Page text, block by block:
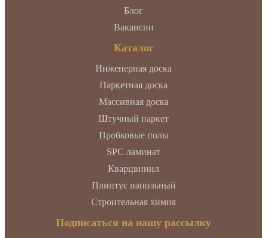
Блог
Вакансии
Каталог
Инженерная доска
Паркетная доска
Массивная доска
Штучный паркет
Пробковые полы
SPC ламинат
Кварцвинил
Плинтус напольный
Строительная химия
Подписаться на нашу рассылку